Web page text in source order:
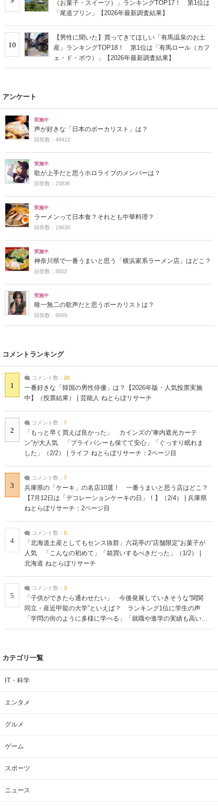
（お菓子・スイーツ）」ランキングTOP17！ 第1位は
「尾道プリン」【2026年最新調査結果】
10
【男性に聞いた】買ってきてほしい「有馬温泉のお土
産」ランキングTOP18！ 第1位は「有馬ロール（カフ
ェ・ド・ボウ）」【2026年最新調査結果】
アンケート
実施中
声が好きな「日本のボーカリスト」は？
回答数：49412
実施中
歌が上手だと思うホロライブのメンバーは？
回答数：23836
実施中
ラーメンって日本食？それとも中華料理？
回答数：19630
実施中
神奈川県で一番うまいと思う「横浜家系ラーメン店」はどこ？
回答数：8502
実施中
唯一無二の歌声だと思うボーカリストは？
回答数：8069
コメントランキング
1
コメント数： 20
一番好きな「韓国の男性俳優」は？【2026年版・人気投票実施
中】（投票結果） | 芸能人 ねとらぼリサーチ
2
コメント数： 7
「もっと早く買えば良かった」 カインズの“車内遮光カーテ
ン”が大人気 「プライバシーも保てて安心」「ぐっすり眠れま
した」（2/2） | ライフ ねとらぼリサーチ：2ページ目
3
コメント数： 7
兵庫県の「ケーキ」の名店10選！ 一番うまいと思う店はどこ？
【7月12日は「デコレーションケーキの日」！】（2/4） | 兵庫県
ねとらぼリサーチ：2ページ目
4
コメント数： 5
「北海道土産としてもセンス抜群」六花亭の“店舗限定”お菓子が
人気 「こんなの初めて」「箱買いするべきだった」（1/2） |
北海道 ねとらぼリサーチ
5
コメント数： 3
「子供ができたら通わせたい」 今後発展していきそうな“関関
同立・産近甲龍の大学”といえば？ ランキング1位に学生の声
「学問の街のように多様に学べる」「就職や進学の実績も高い」
| 大学 ねとらぼリサーチ
カテゴリ一覧
IT・科学
エンタメ
グルメ
ゲーム
スポーツ
ニュース